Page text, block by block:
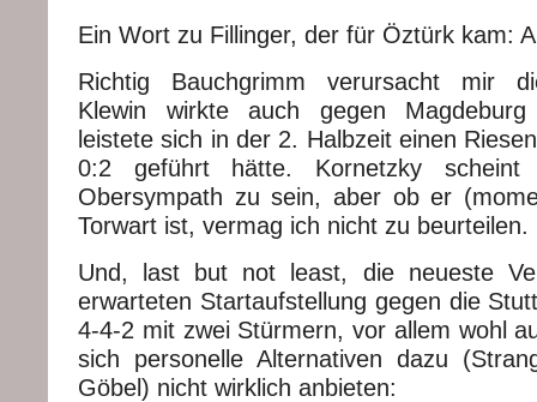
Ein Wort zu Fillinger, der für Öztürk kam:
Richtig Bauchgrimm verursacht mir
Klewin wirkte auch gegen
leistete sich in der 2. Halbzeit einen
0:2 geführt hätte. Kornetzky
Obersympath zu sein, aber ob er
Torwart ist, vermag ich nicht zu beurteilen.
Und, last but not least, die neueste
erwarteten Startaufstellung gegen die
4-4-2 mit zwei Stürmern, vor allem wohl
sich personelle Alternativen dazu
Göbel) nicht wirklich anbieten: